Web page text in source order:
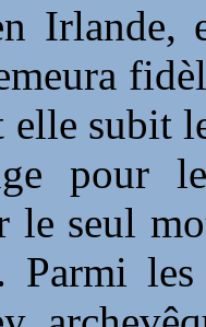
Irlande,
elle subit
pour
le seul
Parmi